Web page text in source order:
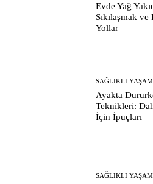
Evde Yağ
Sıkılaşmak
Yollar
SAĞLIKLI YAŞAM
Ayakta
Teknikleri:
İçin İpuçları
SAĞLIKLI YAŞAM